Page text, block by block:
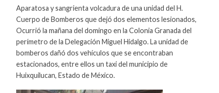
Aparatosa y sangrienta volcadura de una unidad del H.
Cuerpo de Bomberos que dejó dos elementos lesionados,
Ocurrió la mañana del domingo en la Colonia Granada del
perímetro de la Delegación Miguel Hidalgo. La unidad de
bomberos dañó dos vehículos que se encontraban
estacionados, entre ellos un taxi del municipio de
Huixquilucan, Estado de México.